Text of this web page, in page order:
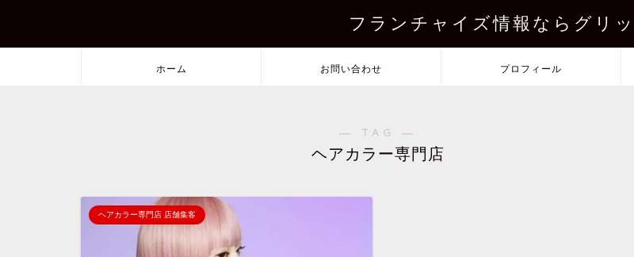
フランチャイズ情報ならグリ
ホーム お問い合わせ プロフィール
― TAG ―
ヘアカラー専門店
ヘアカラー専門店 店舗集客